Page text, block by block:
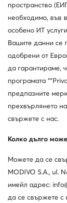
пространство
необходимо, във
особено ИТ
Вашите данни се
одобрени от
да гарантираме,
програмата
предпазните
прехвърлянето
свържете с нас.
Колко дълго
Можете да се
MODIVO S.A., ul.
имейл адрес:
да се свържете с